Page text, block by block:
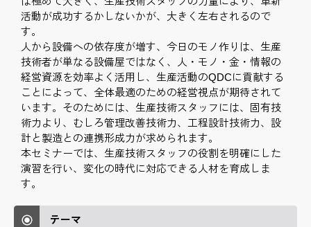
活動が成功するかしないかが、大きく左右されるので
す。
人から設備への依存度が増す、今日のモノ作りは、生産
技術者が単なる設備屋ではなく、人・モノ・金・情報の
経営資源を効率よく活用し、生産活動のQDCに貢献する
ことによって、全体最適のための経営視点が期待されて
います。そのためには、生産技術スタッフには、固有技
術力より、むしろ管理改善技術力、工程設計技術力、設
計と製造との連携形成力が求められます。
本セミナーでは、生産技術スタッフの役割を明確にした
演習を行い、変化の時代に対応できる人材を育成しま
す。
テーマ